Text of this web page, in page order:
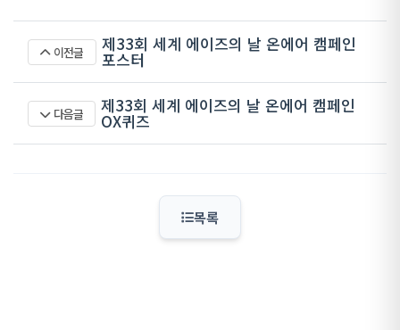
이전글 제33회 세계 에이즈의 날 온에어 캠페인
포스터
다음글 제33회 세계 에이즈의 날 온에어 캠페인
OX퀴즈
목록